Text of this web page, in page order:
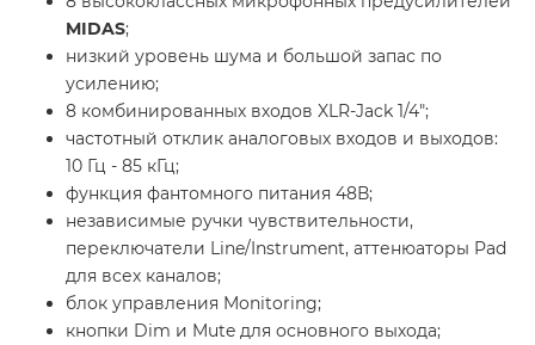
MIDAS;
низкий уровень шума и большой запас по
усилению;
8 комбинированных входов XLR-Jack 1/4";
частотный отклик аналоговых входов и выходов:
10 Гц - 85 кГц;
функция фантомного питания 48В;
независимые ручки чувствительности,
переключатели Line/Instrument, аттенюаторы Pad
для всех каналов;
блок управления Monitoring;
кнопки Dim и Mute для основного выхода;